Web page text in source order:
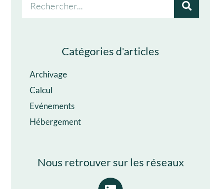
Catégories d'articles
Archivage
Calcul
Evénements
Hébergement
Nous retrouver sur les réseaux